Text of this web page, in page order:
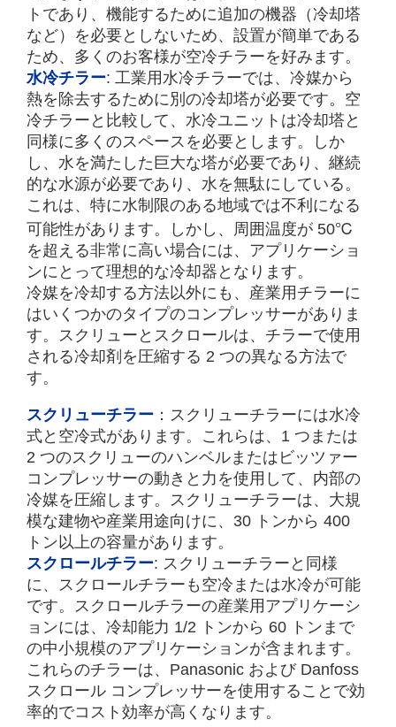
トであり、機能するために追加の機器（冷却塔
など）を必要としないため、設置が簡単である
ため、多くのお客様が空冷チラーを好みます。
水冷チラー: 工業用水冷チラーでは、冷媒から
熱を除去するために別の冷却塔が必要です。空
冷チラーと比較して、水冷ユニットは冷却塔と
同様に多くのスペースを必要とします。しか
し、水を満たした巨大な塔が必要であり、継続
的な水源が必要であり、水を無駄にしている。
これは、特に水制限のある地域では不利になる
可能性があります。しかし、周囲温度が 50℃
を超える非常に高い場合には、アプリケーショ
ンにとって理想的な冷却器となります。
冷媒を冷却する方法以外にも、産業用チラーに
はいくつかのタイプのコンプレッサーがありま
す。スクリューとスクロールは、チラーで使用
される冷却剤を圧縮する 2 つの異なる方法で
す。
スクリューチラー ：スクリューチラーには水冷
式と空冷式があります。これらは、1 つまたは
2 つのスクリューのハンベルまたはビッツァー
コンプレッサーの動きと力を使用して、内部の
冷媒を圧縮します。スクリューチラーは、大規
模な建物や産業用途向けに、30 トンから 400
トン以上の容量があります。
スクロールチラー: スクリューチラーと同様
に、スクロールチラーも空冷または水冷が可能
です。スクロールチラーの産業用アプリケーシ
ョンには、冷却能力 1/2 トンから 60 トンまで
の中小規模のアプリケーションが含まれます。
これらのチラーは、Panasonic および Danfoss
スクロール コンプレッサーを使用することで効
率的でコスト効率が高くなります。